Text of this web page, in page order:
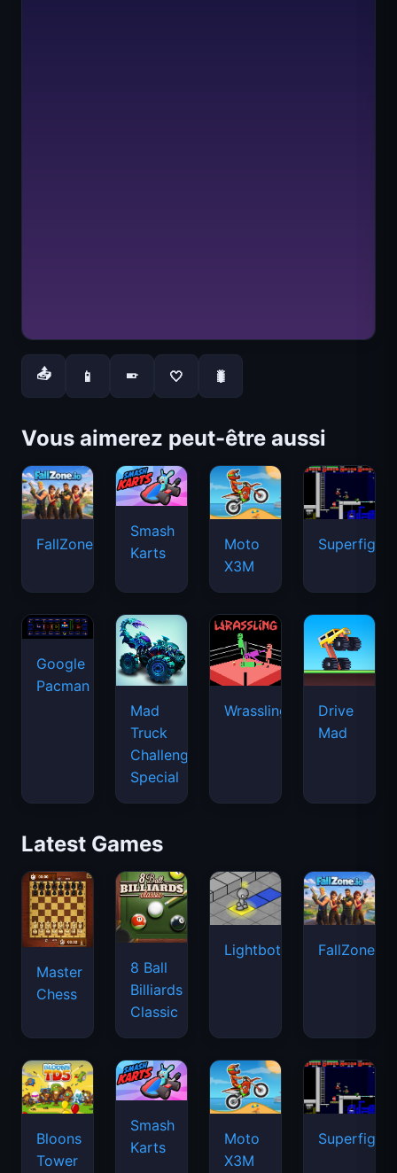
📤 📱 📱 🤍 🐛
Vous aimerez peut-être aussi
FallZone.io
Smash
Karts
Moto
X3M
Google
Pacman
Mad
Truck
Challenge
Special
Wrassling
Drive
Mad
Latest Games
Master
Chess
8 Ball
Billiards
Classic
Lightbot FallZone.io
Bloons
Tower
Smash
Karts
Moto
X3M